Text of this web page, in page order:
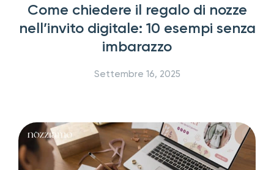
Come chiedere il regalo di nozze
nell’invito digitale: 10 esempi senza
imbarazzo
Settembre 16, 2025